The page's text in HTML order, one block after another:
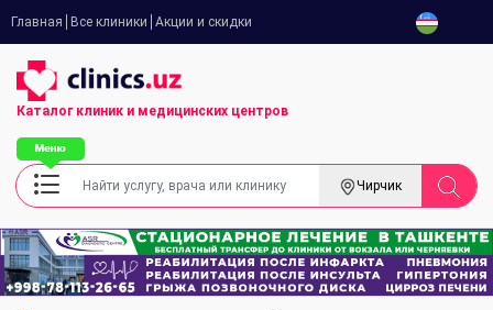
Главная Все клиники Акции и скидки
Каталог клиник и медицинских центров
Чирчик